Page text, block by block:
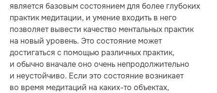
является базовым состоянием для более глубоких
практик медитации, и умение входить в него
позволяет вывести качество ментальных практик
на новый уровень. Это состояние может
достигаться с помощью различных практик,
и обычно вначале оно очень непродолжительно
и неустойчиво. Если это состояние возникает
во время медитаций на каких-то объектах,